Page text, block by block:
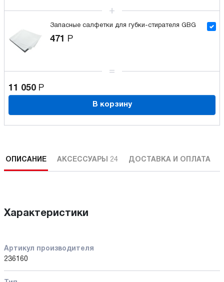
Запасные салфетки для губки-стирателя GBG
471 Р
11 050 Р
В корзину
ОПИСАНИЕ АКСЕССУАРЫ 24 ДОСТАВКА И ОПЛАТА
Характеристики
Артикул производителя
236160